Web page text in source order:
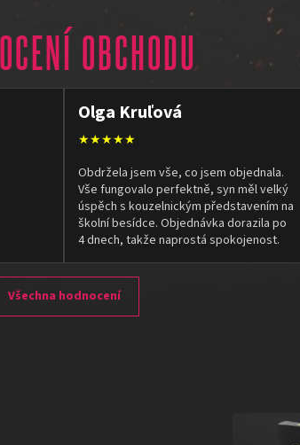
OBCHODU
Olga Kruľová
★★★★★
Obdržela jsem vše, co jsem objednala.
Vše fungovalo perfektně, syn měl velký
úspěch s kouzelnickým představením na
školní besídce. Objednávka dorazila po
4 dnech, takže naprostá spokojenost.
Všechna hodnocení